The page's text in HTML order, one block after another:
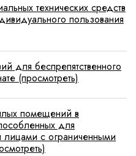
технических средств
пользования
для беспрепятственного
(просмотреть)
помещений в
для
лицами с ограниченными